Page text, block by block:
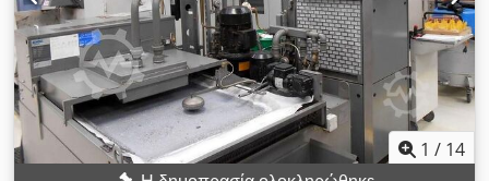
περιστροφής / τσοκ συγκράτησης: 430 mm Επιπλέον
πληροφορίες Το μηχάνημα είναι ακόμα συνδεδεμένο στο
ρεύμα.
Φορτίο τραπέζης max. 400 kg Ταχύτητα τραπέζης max. 25
m/min. Εργαλειοθήκη SK 40 Ταχύτητα ατράκτου απείρως
μεταβλητή 20 - 15.000 στροφές ανά λεπτό Τιμές πρόωσης /
ταχείας κίνησης μέγ. 20 m / 40 m/min. Κύρια κίνηση
εναλλασσόμενου ρεύματος περίπου 12/20 kW (?) Συνολική
κίνηση περίπου 40 kW - 400 V - 50 Hz Βάρος περίπου 10.000
kg Εξαρτήματα / ειδικός εξοπλισμός: - C με οθόνη και με
αντίστοιχο σύστημα ελέγχου διαδρομής 4 αξόνων της
1 / 14